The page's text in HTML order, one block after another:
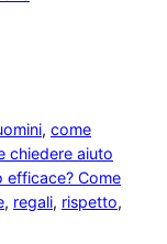
, come
chiedere aiuto
efficace? Come
, regali, rispetto